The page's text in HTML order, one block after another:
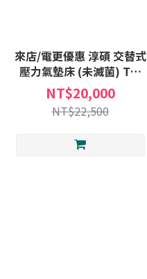
來店/電更優惠 淳碩 交替式
壓力氣墊床 (未滅菌) TS-
50U 6吋20管 日形管 氣墊
床補助B款 贈:床包X1+中單
X1 TS50U
NT$20,000
NT$22,500